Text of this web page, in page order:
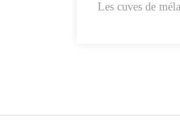
Les cuves de